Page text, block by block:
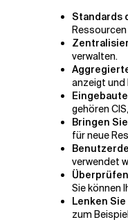
Standards
verwalten.
anzeigt und
gehören
Bringen
für neue
verwendet
Sie können
Lenken
zum